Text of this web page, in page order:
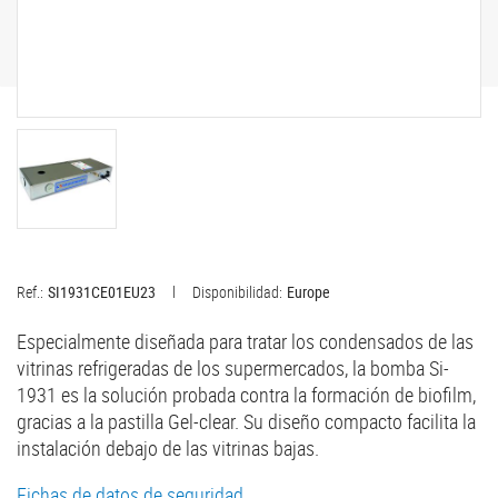
Disponibilidad: Europe
Ref.: SI1931CE01EU23
Especialmente diseñada para tratar los condensados de las
vitrinas refrigeradas de los supermercados, la bomba Si-
1931 es la solución probada contra la formación de biofilm,
gracias a la pastilla Gel-clear. Su diseño compacto facilita la
instalación debajo de las vitrinas bajas.